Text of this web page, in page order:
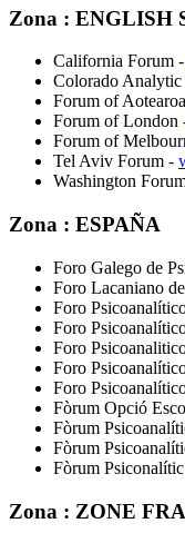
Zona : ENGLISH
California Forum -
Colorado
Forum of
Forum of London
Forum of
Tel Aviv Forum -
Washington
Zona : ESPAÑA
Foro Galego de
Foro Lacaniano
Foro
Foro
Foro
Foro
Foro
Fòrum Opció
Fòrum
Fòrum
Fòrum
Zona : ZONE